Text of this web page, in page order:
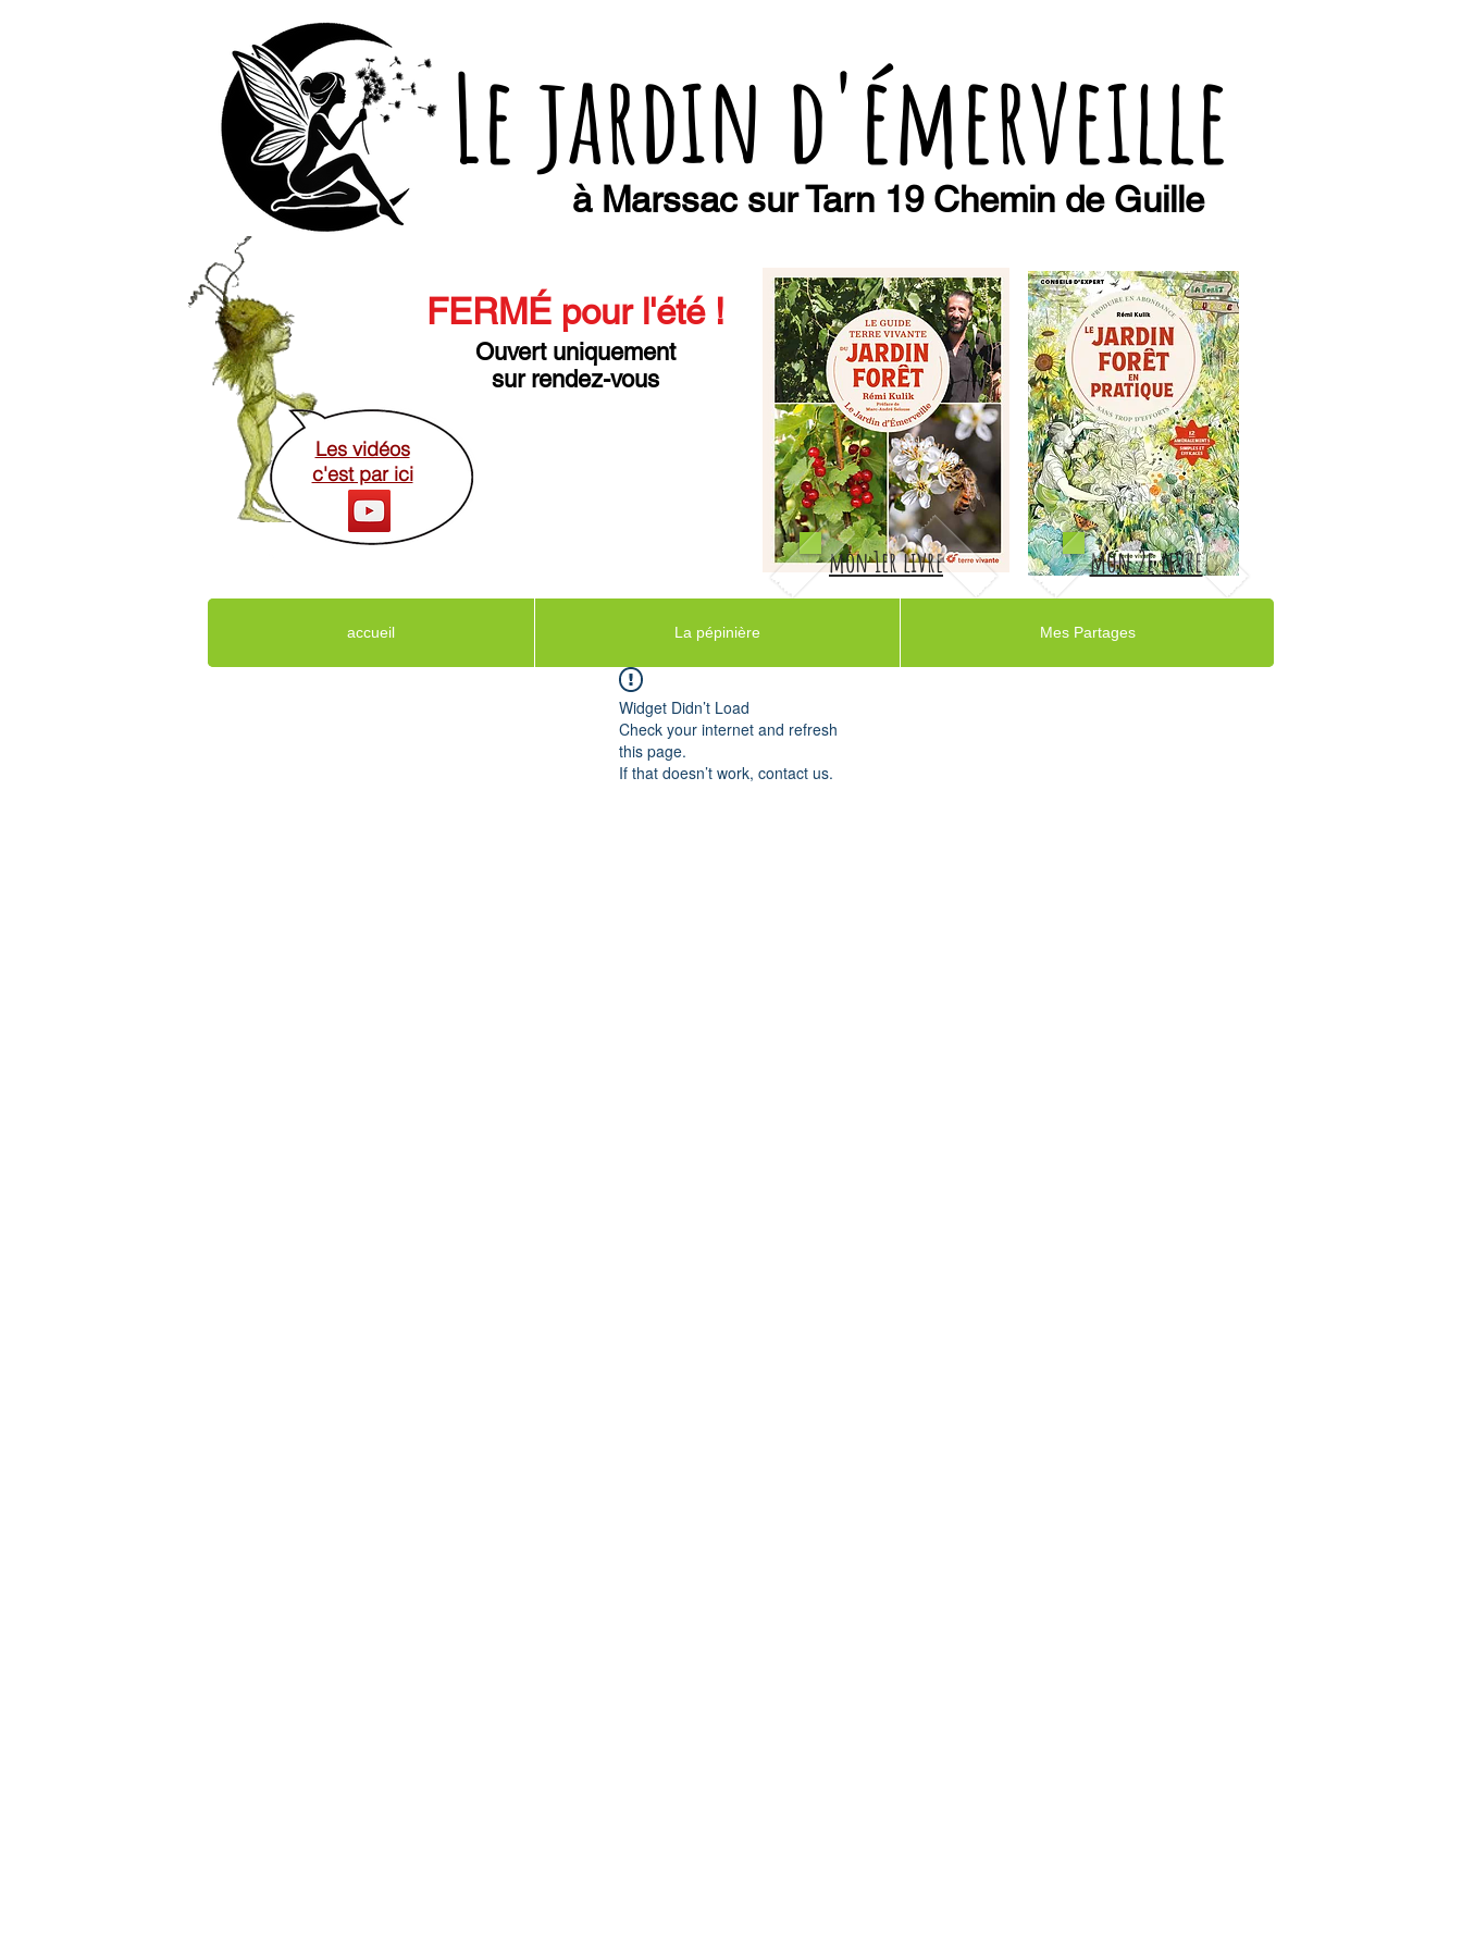
Le jardin d'émerveille
mon 1er livre mon 2e livre
à Marssac sur Tarn 19 Chemin de Guille
FERMÉ pour l'été!
Ouvert uniquement
sur rendez-vous
Les vidéos
c'est par ici
accueil La pépinière Mes Partages
Widget Didn’t Load
Check your internet and refresh
this page.
If that doesn’t work, contact us.